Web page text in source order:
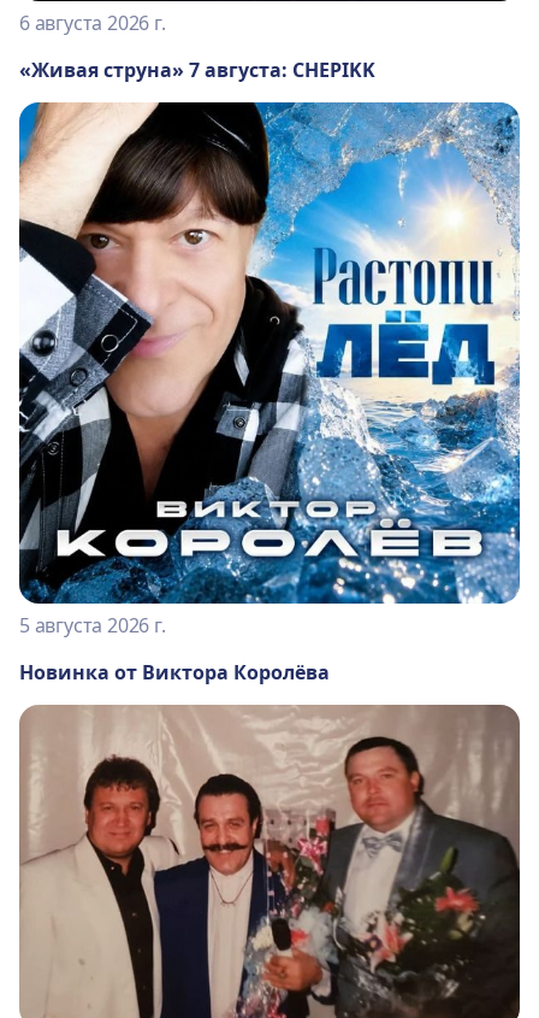
6 августа 2026 г.
«Живая струна» 7 августа: CHEPIKK
5 августа 2026 г.
Новинка от Виктора Королёва